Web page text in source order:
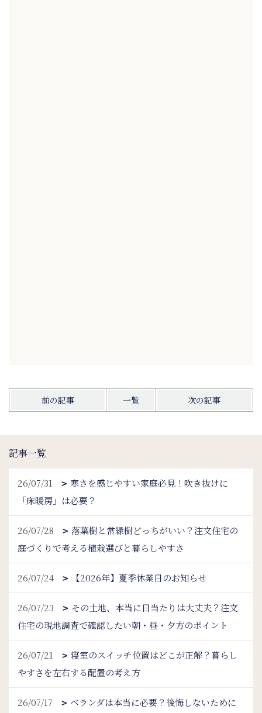
前の記事 一覧 次の記事
記事一覧
26/07/31
寒さを感じやすい家庭必見！吹き抜けに
「床暖房」は必要？
26/07/28
落葉樹と常緑樹どっちがいい？注文住宅の
庭づくりで考える植栽選びと暮らしやすさ
26/07/24 【2026年】夏季休業日のお知らせ
26/07/23
その土地、本当に日当たりは大丈夫？注文
住宅の現地調査で確認したい朝・昼・夕方のポイント
26/07/21
寝室のスイッチ位置はどこが正解？暮らし
やすさを左右する配置の考え方
26/07/17
ベランダは本当に必要？後悔しないために